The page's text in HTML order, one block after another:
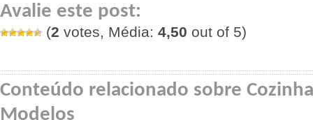
Avalie este post:
(2 votes, Média: 4,50 out of 5)
Conteúdo relacionado sobre
Modelos